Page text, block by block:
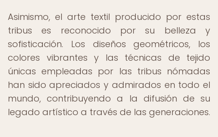
Asimismo, el arte textil producido por estas
tribus es reconocido por su belleza y
sofisticación. Los diseños geométricos, los
colores vibrantes y las técnicas de tejido
únicas empleadas por las tribus nómadas
han sido apreciados y admirados en todo el
mundo, contribuyendo a la difusión de su
legado artístico a través de las generaciones.